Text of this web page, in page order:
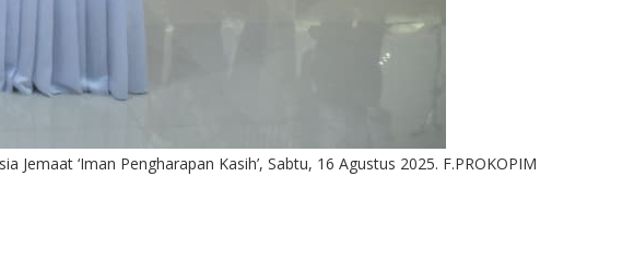
‘Iman Pengharapan Kasih’, Sabtu, 16 Agustus 2025. F.PROKOPIM